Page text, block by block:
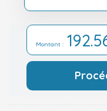
Montant :